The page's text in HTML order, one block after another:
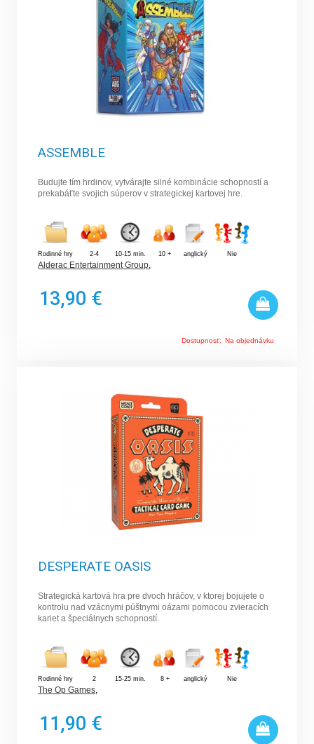
ASSEMBLE
Budujte tím hrdinov, vytvárajte silné kombinácie schopností a
prekabáťte svojich súperov v strategickej kartovej hre.
Rodinné hry 2-4 10-15 min. 10 + anglický Nie
Alderac Entertainment Group,
13,90 €
Dostupnosť: Na objednávku
DESPERATE OASIS
Strategická kartová hra pre dvoch hráčov, v ktorej bojujete o
kontrolu nad vzácnymi púštnymi oázami pomocou zvieracích
kariet a špeciálnych schopností.
Rodinné hry 2 15-25 min. 8 + anglický Nie
The Op Games
11,90 €